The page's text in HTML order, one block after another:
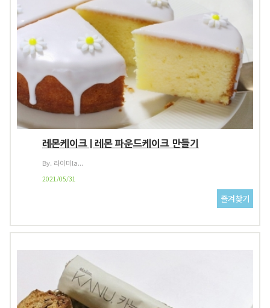
레몬케이크 | 레몬 파운드케이크 만들기
By. 라이미la...
2021/05/31